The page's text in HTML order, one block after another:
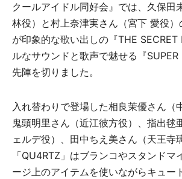
クールアイドル同好会』では、久保田
林役）と村上奈津実さん（宮下 愛役）
が印象的な歌い出しの『THE
ルなサウンドと歌声で魅せる『
先陣を切りました。
入れ替わりで登場した相良茉優さん（
鬼頭明里さん（近江彼方役）、指出毬
ェルデ役）、田中ちえ美さん（天王寺
「QU4RTZ」はブランコやスタンドマ
ージ上のアイテムを使いながらキュー